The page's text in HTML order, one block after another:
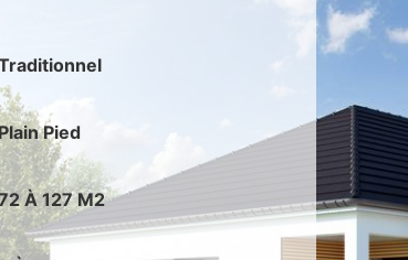
Plain Pied
À 127 M2